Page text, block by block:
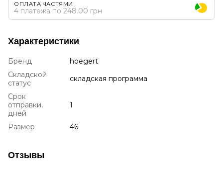
ОПЛАТА ЧАСТЯМИ
4 платежа по 248.00 грн
Характеристики
Бренд
hoegert
Складской
статус
складская программа
Срок
отправки,
дней
1
Размер 46
Отзывы